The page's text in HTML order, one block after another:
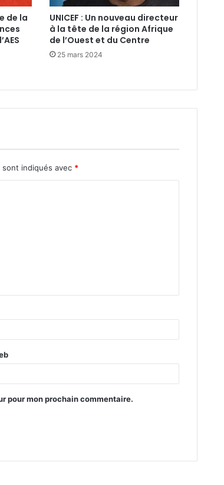
de la
UNICEF : Un nouveau directeur
à la tête de la région Afrique
de l’Ouest et du Centre
25 mars 2024
sont indiqués avec *
pour mon prochain commentaire.